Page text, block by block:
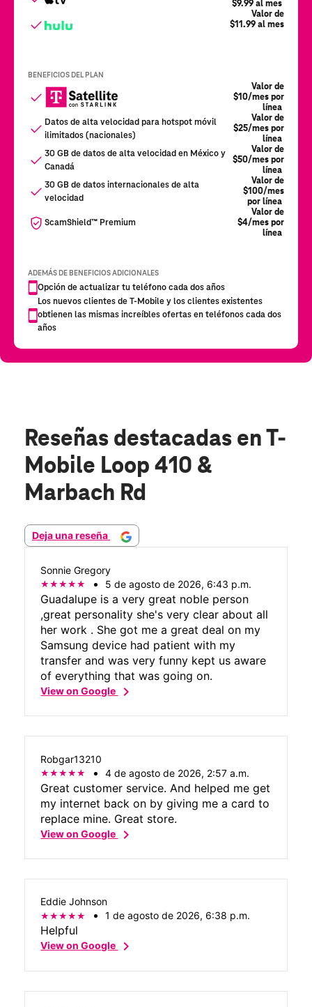
Reseñas destacadas en T-
Mobile Loop 410 &
Marbach Rd
Deja una reseña
Sonnie Gregory
5 de agosto de 2026, 6:43 p.m.
Guadalupe is a very great noble person
,great personality she's very clear about all
her work . She got me a great deal on my
Samsung device had patient with my
transfer and was very funny kept us aware
of everything that was going on.
View on Googlechevron_right
Robgar13210
4 de agosto de 2026, 2:57 a.m.
Great customer service. And helped me get
my internet back on by giving me a card to
replace mine. Great store.
View on Googlechevron_right
Eddie Johnson
1 de agosto de 2026, 6:38 p.m.
Helpful
View on Googlechevron_right